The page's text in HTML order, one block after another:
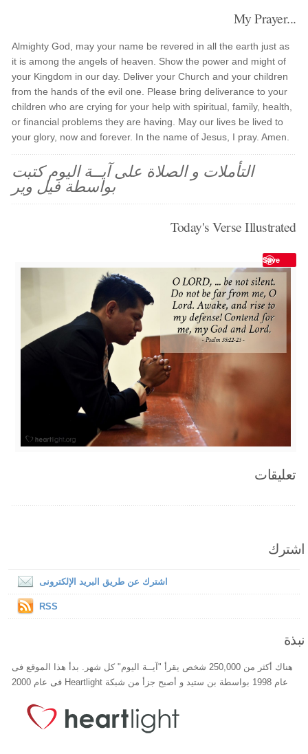
My Prayer...
Almighty God, may your name be revered in all the earth just as
it is among the angels of heaven. Show the power and might of
your Kingdom in our day. Deliver your Church and your children
from the hands of the evil one. Please bring deliverance to your
children who are crying for your help with spiritual, family, health,
or financial problems they are having. May our lives be lived to
your glory, now and forever. In the name of Jesus, I pray. Amen.
التأملات و الصلاة على آيــة اليوم كتبت
بواسطة فيل وير
Today's Verse Illustrated
Save
تعليقات
اشترك
اشترك عن طريق البريد الإلكترونى
RSS
نبذة
هناك أكثر من 250,000 شخص يقرأ "آيــة اليوم" كل شهر. بدأ هذا الموقع فى
عام 1998 بواسطة بن ستيد و أصبح جزأ من شبكة Heartlight فى عام 2000